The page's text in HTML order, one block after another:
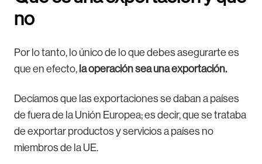
no
Por lo tanto, lo único de lo que debes asegurarte es
que en efecto, la operación sea una exportación.
Decíamos que las exportaciones se daban a países
de fuera de la Unión Europea; es decir, que se trataba
de exportar productos y servicios a países no
miembros de la UE.